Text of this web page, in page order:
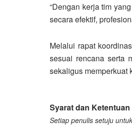
“Dengan kerja tim
secara efektif,
Melalui rapat
sesuai rencana serta
sekaligus memperkuat
Syarat dan
Setiap penulis setuju